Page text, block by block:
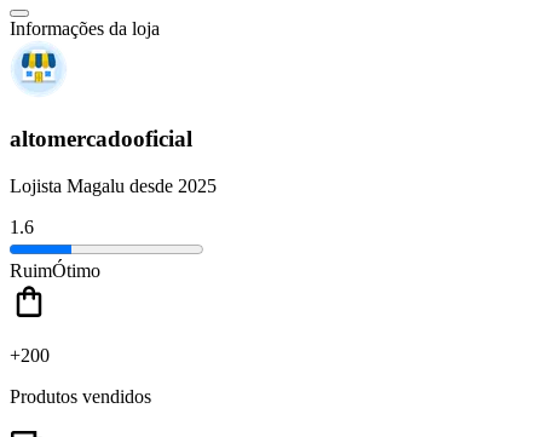
Informações da loja
altomercadooficial
Lojista Magalu desde 2025
1.6
RuimÓtimo
+200
Produtos vendidos